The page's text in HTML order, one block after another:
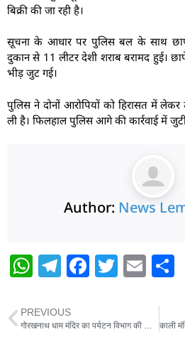
बिक्री की जा रही है।
सूचना के आधार पर पुलिस बल के साथ
दुकान से 11 लीटर देशी शराब बरामद हुई।
भीड़ जुट गई।
पुलिस ने दोनों आरोपियों को हिरासत में
ली है। फिलहाल पुलिस आगे की कार्रवाई में
Author: News
W
at
T
e
F T E
ai
PREVIOUS
गोरखनाथ धाम मंदिर का पर्यटन विभाग की टीम ने निरीक्षण किया